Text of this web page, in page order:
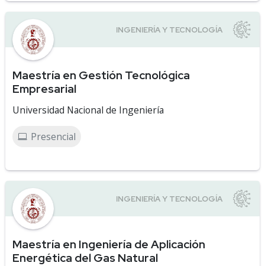
Maestría en Gestión Tecnológica
Empresarial
Universidad Nacional de Ingeniería
Presencial
Maestría en Ingeniería de Aplicación
Energética del Gas Natural